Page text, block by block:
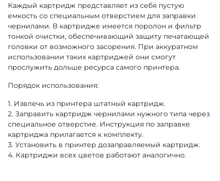
Каждый картридж представляет из себя пустую
емкость со специальным отверстием для заправки
чернилами. В картридже имеется поролон и фильтр
тонкой очистки, обеспечивающий защиту печатающей
головки от возможного засорения. При аккуратном
использовании таких картриджей они смогут
прослужить дольше ресурса самого принтера.
Порядок использования:
1. Извлечь из принтера штатный картридж.
2. Заправить картридж чернилами нужного типа через
специальное отверстие. Инструкция по заправке
картриджа прилагается к комплекту.
3. Установить в принтер дозаправляемый картридж.
4. Картриджи всех цветов работают аналогично.